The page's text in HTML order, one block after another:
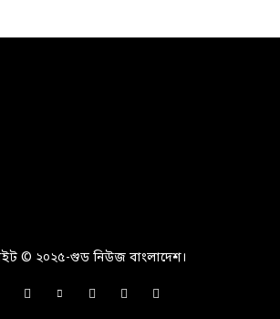
© ২০২৫-গুড নিউজ বাংলাদেশ।